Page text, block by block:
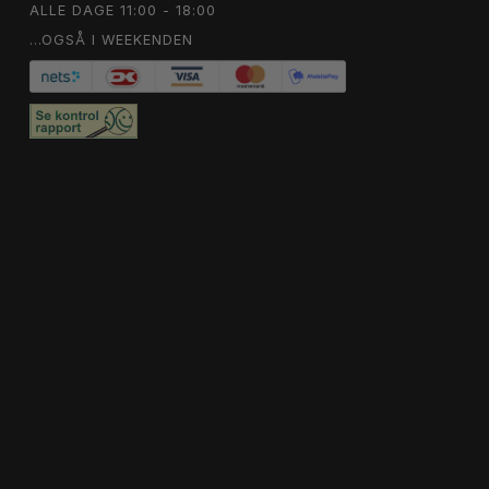
ALLE DAGE 11:00 - 18:00
...OGSÅ I WEEKENDEN